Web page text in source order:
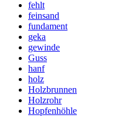
fehlt
feinsand
fundament
geka
gewinde
Guss
hanf
holz
Holzbrunnen
Holzrohr
Hopfenhöhle